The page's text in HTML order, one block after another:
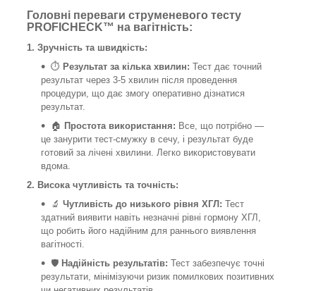
Головні переваги струменевого тесту
PROFICHECK™ на вагітність:
1. Зручність та швидкість:
⏱️ Результат за кілька хвилин: Тест дає точний
результат через 3-5 хвилин після проведення
процедури, що дає змогу оперативно дізнатися
результат.
🏠 Простота використання: Все, що потрібно —
це занурити тест-смужку в сечу, і результат буде
готовий за лічені хвилини. Легко використовувати
вдома.
2. Висока чутливість та точність:
🔬 Чутливість до низького рівня ХГЛ: Тест
здатний виявити навіть незначні рівні гормону ХГЛ,
що робить його надійним для раннього виявлення
вагітності.
🛡️ Надійність результатів: Тест забезпечує точні
результати, мінімізуючи ризик помилкових позитивних